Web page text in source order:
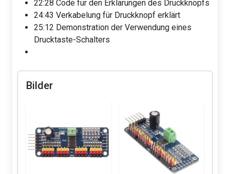
22:28 Code für den Erklärungen des Druckknopfs
24:43 Verkabelung für Druckknopf erklärt
25:12 Demonstration der Verwendung eines
Drucktaste-Schalters
Bilder